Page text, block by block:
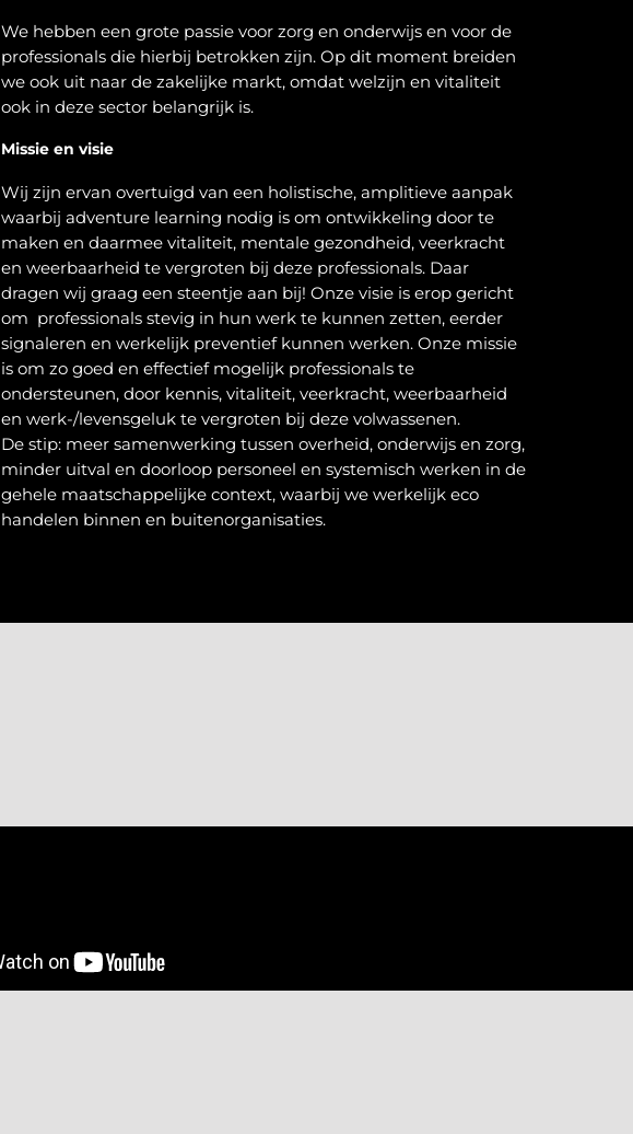
We hebben een grote passie voor zorg en onderwijs en voor de
professionals die hierbij betrokken zijn. Op dit moment breiden
we ook uit naar de zakelijke markt, omdat welzijn en vitaliteit
ook in deze sector belangrijk is.
Missie en visie
Wij zijn ervan overtuigd van een holistische, amplitieve aanpak
waarbij adventure learning nodig is om ontwikkeling door te
maken en daarmee vitaliteit, mentale gezondheid, veerkracht
en weerbaarheid te vergroten bij deze professionals. Daar
dragen wij graag een steentje aan bij! Onze visie is erop gericht
om professionals stevig in hun werk te kunnen zetten, eerder
signaleren en werkelijk preventief kunnen werken. Onze missie
is om zo goed en effectief mogelijk professionals te
ondersteunen, door kennis, vitaliteit, veerkracht, weerbaarheid
en werk-/levensgeluk te vergroten bij deze volwassenen.
De stip: meer samenwerking tussen overheid, onderwijs en zorg,
minder uitval en doorloop personeel en systemisch werken in de
gehele maatschappelijke context, waarbij we werkelijk eco
handelen binnen en buitenorganisaties.